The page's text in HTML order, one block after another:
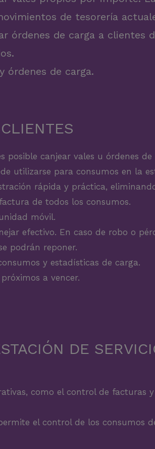
de tesorería
órdenes de carga a clientes
órdenes de carga.
posible canjear vales u órdenes
utilizarse para consumos en la
rápida y práctica,
de todos los consumos.
móvil.
efectivo. En caso de robo o
podrán reponer.
y estadísticas de carga.
a vencer.
DE
como el control de facturas
el control de los consumos